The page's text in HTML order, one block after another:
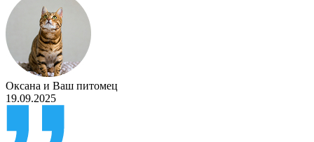
Оксана и Ваш питомец
19.09.2025